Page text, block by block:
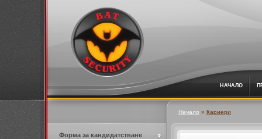
НАЧАЛО
Начало » Кариери
Форма за кандидатстване